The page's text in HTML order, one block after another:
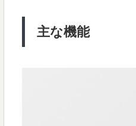
主な機能